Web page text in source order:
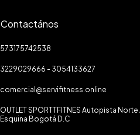
Contactános
573175742538
3229029666 - 3054133627
comercial@servifitness.online
OUTLET SPORTTFITNES Autopista
Esquina Bogotá D.C